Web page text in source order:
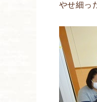
やせ細っ